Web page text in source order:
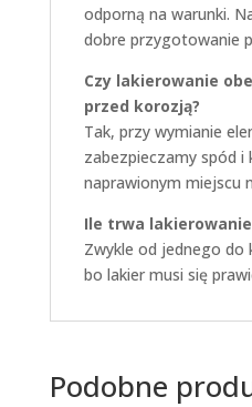
odporną na warunki.
dobre przygotowanie
Czy lakierowanie
przed korozją?
Tak, przy wymianie
zabezpieczamy spód i
naprawionym miejscu
Ile trwa
Zwykle od jednego do
bo lakier musi się
Podobne